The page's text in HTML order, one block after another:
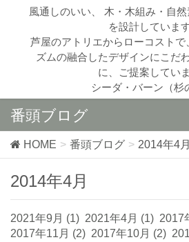
風通しのいい、 木・木組み・自
を設計しています
芦屋のアトリエからローコストで
ズムの融合したデザインにこだ
に、ご提案していま
シーダ・バーン（杉
番頭ブログ
HOME 番頭ブログ 2014年4月
2014年4月
2021年9月 (1) 2021年4月 (1) 2017
2017年11月 (2) 2017年10月 (2)